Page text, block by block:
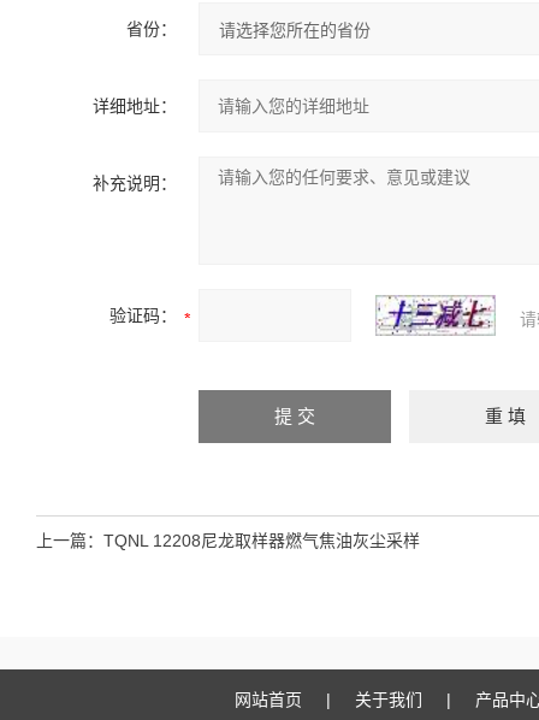
省份：
详细地址：
补充说明：
验证码：
上一篇： TQNL 12208尼龙取样器燃气焦油灰尘采样
网站首页 | 关于我们 | 产品中